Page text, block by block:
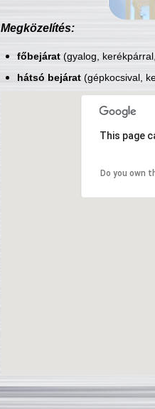
Megközelítés:
főbejárat(gyalog,
hátsó bejárat(gépkocsival,
This page
Do you own